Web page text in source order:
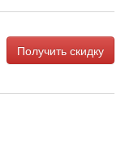
Получить скидку